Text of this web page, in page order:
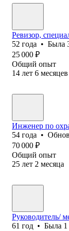
Ревизор,
52 года • Была
25 000 ₽
Общий опыт
14 лет 6 месяцев
Инженер по
54 года •
70 000 ₽
Общий опыт
25 лет 2 месяца
Руководитель/
61 год • Была